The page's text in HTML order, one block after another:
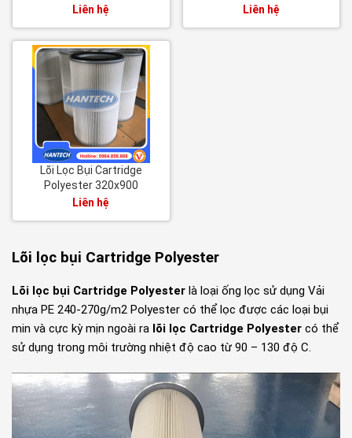
Liên hệ
Liên hệ
Lõi Lọc Bụi Cartridge
Polyester 320x900
Liên hệ
Lõi lọc bụi Cartridge Polyester
Lõi lọc bụi Cartridge Polyester là loại ống lọc sử dụng Vải
nhựa PE 240-270g/m2 Polyester có thể lọc được các loại bụi
min và cực kỳ mịn ngoài ra lõi lọc Cartridge Polyester có thể
sử dụng trong môi trường nhiệt độ cao từ 90 – 130 độ C.